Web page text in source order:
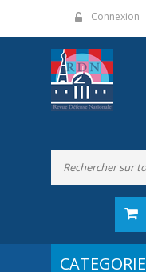
Connexion